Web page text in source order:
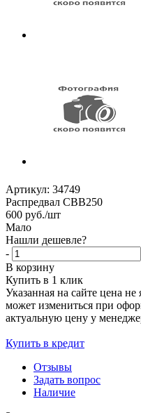
Артикул: 34749
Распредвал CBB250
600 руб./шт
Мало
Нашли дешевле?
-
В корзину
Купить в 1 клик
Указанная на сайте цена
может измениться при
актуальную цену у
Купить в кредит
Отзывы
Задать вопрос
Наличие